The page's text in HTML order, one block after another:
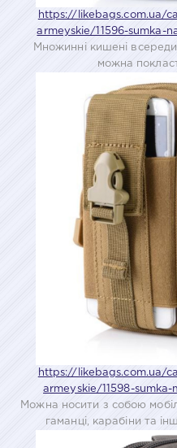
https://likebags.com.ua/
armeyskie/11596-sumka-
Множинні кишені
можна
https://likebags.com.ua/
armeyskie/11598-
Можна носити з собою
гаманці, карабіни та